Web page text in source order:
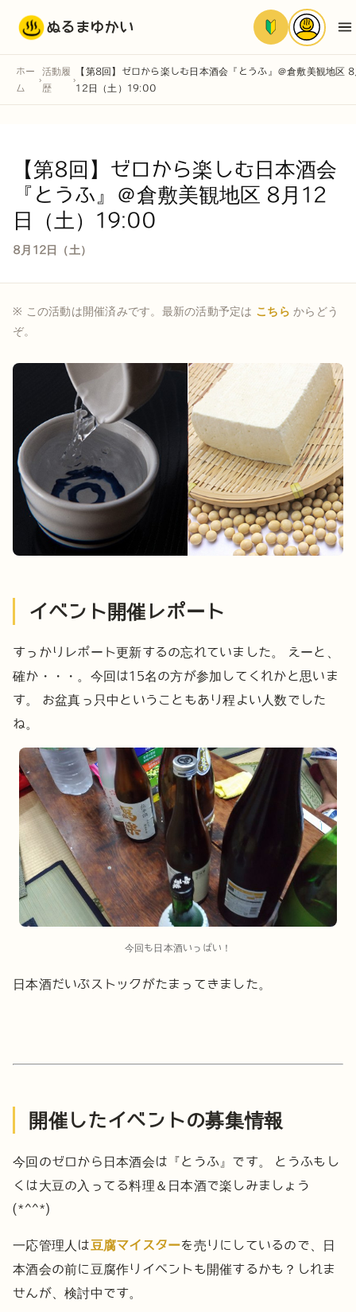
ぬるまゆかい
ホー
ム
›
活動履
歴
›
【第8回】ゼロから楽しむ日本酒会『とうふ』＠倉敷美観地区 8
12日（土）19:00
【第8回】ゼロから楽しむ日本酒会
『とうふ』＠倉敷美観地区 8月12
日（土）19:00
8月12日（土）
※ この活動は開催済みです。最新の活動予定は こちら からどう
ぞ。
イベント開催レポート
すっかりレポート更新するの忘れていました。
えーと、
確か・・・。今回は15名の方が参加してくれかと思いま
す。
お盆真っ只中ということもあり程よい人数でした
ね。
今回も日本酒いっぱい！
日本酒だいぶストックがたまってきました。
開催したイベントの募集情報
今回のゼロから日本酒会は『とうふ』です。
とうふもし
くは大豆の入ってる料理＆日本酒で楽しみましょう
(*^^*)
一応管理人は豆腐マイスターを売りにしているので、日
本酒会の前に豆腐作りイベントも開催するかも？しれま
せんが、検討中です。